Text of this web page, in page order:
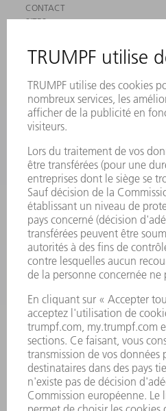
CONTACT
SITES
INSCRIPTION À LA NEWSLETTER
MYTRUMPF
PRODUITS
MACHINES & SYSTÈMES
LASER
ELECTRONIQUE DE PUISSANCE
OUTILS ÉLECTRIQUES
SMART FACTORY
LOGICIEL
SERVICES
APPLICATIONS
SECTEURS D'ACTIVITÉ
ENTREPRISE
CARRIÈRE
OFFRES D'EMPLOI
PROFIL DE L'ENTREPRISE
CONSEIL D'ADMINISTRATION
RAPPORT ANNUEL
PRINCIPES FONDAMENTAUX DE
CONFORMITÉ
SYSTÈME D'ALERTE
SÉCURITÉ
COMMUNIQUÉS DE PRESSE
MAGAZINE
DURABILITÉ
ENVIRONNEMENT ET CLIMAT